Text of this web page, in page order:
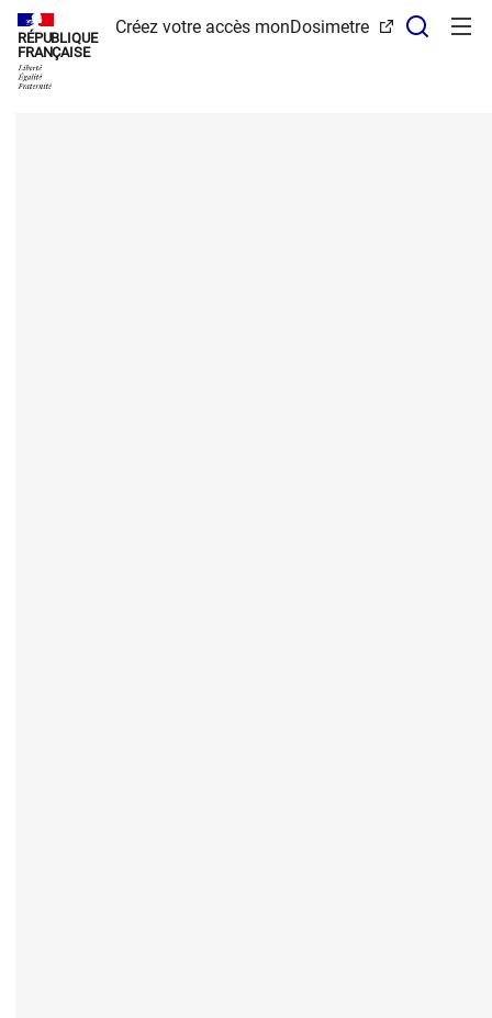
Panneau de gestion des cookies
RÉPUBLIQUE
FRANÇAISE
Créez votre accès monDosimetre